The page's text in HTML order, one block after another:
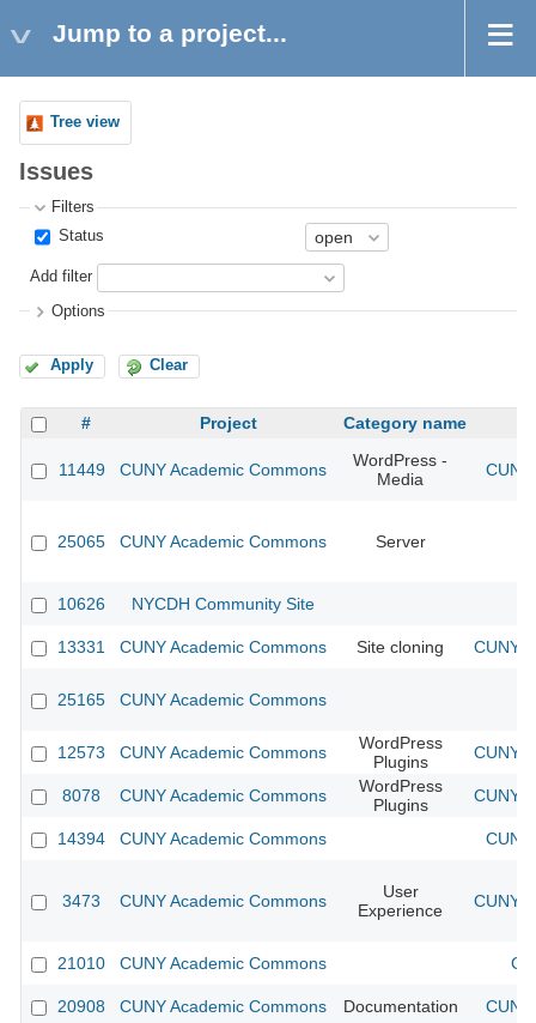
Jump to a project...
Tree view
Issues
Filters
Status
Add filter
Options
Apply Clear
# Project Category name
11449 CUNY Academic Commons
WordPress -
Media
25065 CUNY Academic Commons Server
10626 NYCDH Community Site
13331 CUNY Academic Commons Site cloning CUNY
25165 CUNY Academic Commons
12573 CUNY Academic Commons
WordPress
Plugins
CUNY
8078 CUNY Academic Commons
WordPress
Plugins
CUNY
14394 CUNY Academic Commons
3473 CUNY Academic Commons
User
Experience
CUNY
21010 CUNY Academic Commons
20908 CUNY Academic Commons Documentation